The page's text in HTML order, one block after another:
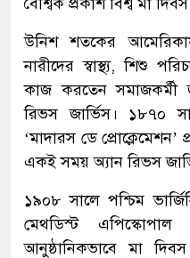
উনিশ শতকের
নারীদের স্বাস্থ্য, শিশু
কাজ করতেন সমাজকর্মী
রিভস জার্ভিস। ১৮৭০
‘মাদারস ডে
একই সময় অ্যান রিভস
১৯০৮ সালে পশ্চিম
মেথডিস্ট এপিস্কোপাল
আনুষ্ঠানিকভাবে মা